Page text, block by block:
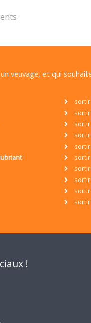
veuvage, et qui
sortir
sortir
sortir
sortir
sortir
sortir
sortir
sortir
sortir
sortir
!